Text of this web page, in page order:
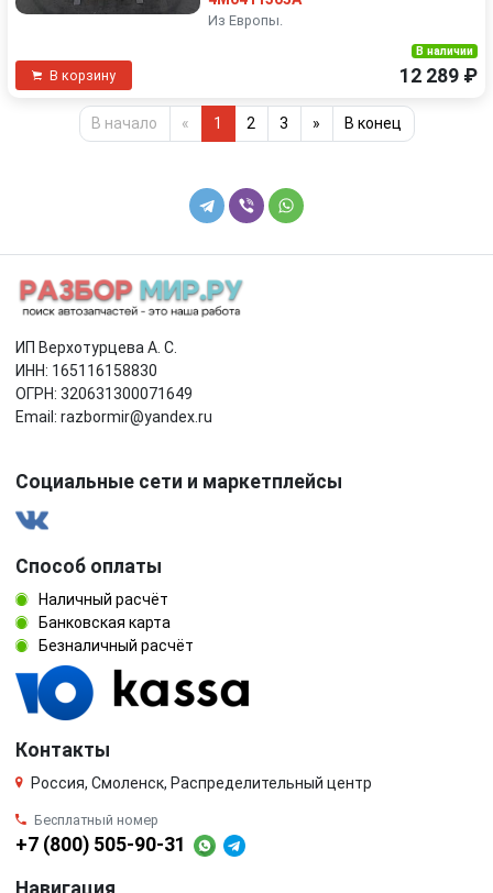
Из Европы.
В корзину
В наличии
12 289 ₽
В начало « 1 2 3 » В конец
ИП Верхотурцева А. С.
ИНН: 165116158830
ОГРН: 320631300071649
Email: razbormir@yandex.ru
Социальные сети и маркетплейсы
Способ оплаты
Наличный расчёт
Банковская карта
Безналичный расчёт
Контакты
Россия, Смоленск, Распределительный центр
Бесплатный номер
+7 (800) 505-90-31